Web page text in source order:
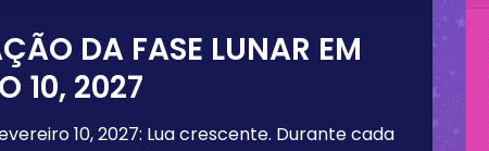
DA FASE LUNAR EM
10, 2027
10, 2027: Lua crescente. Durante cada